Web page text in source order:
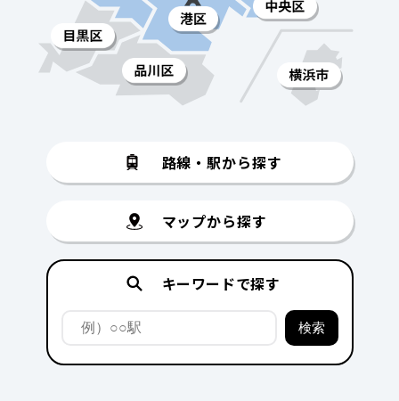
路線・駅から探す
マップから探す
キーワードで探す